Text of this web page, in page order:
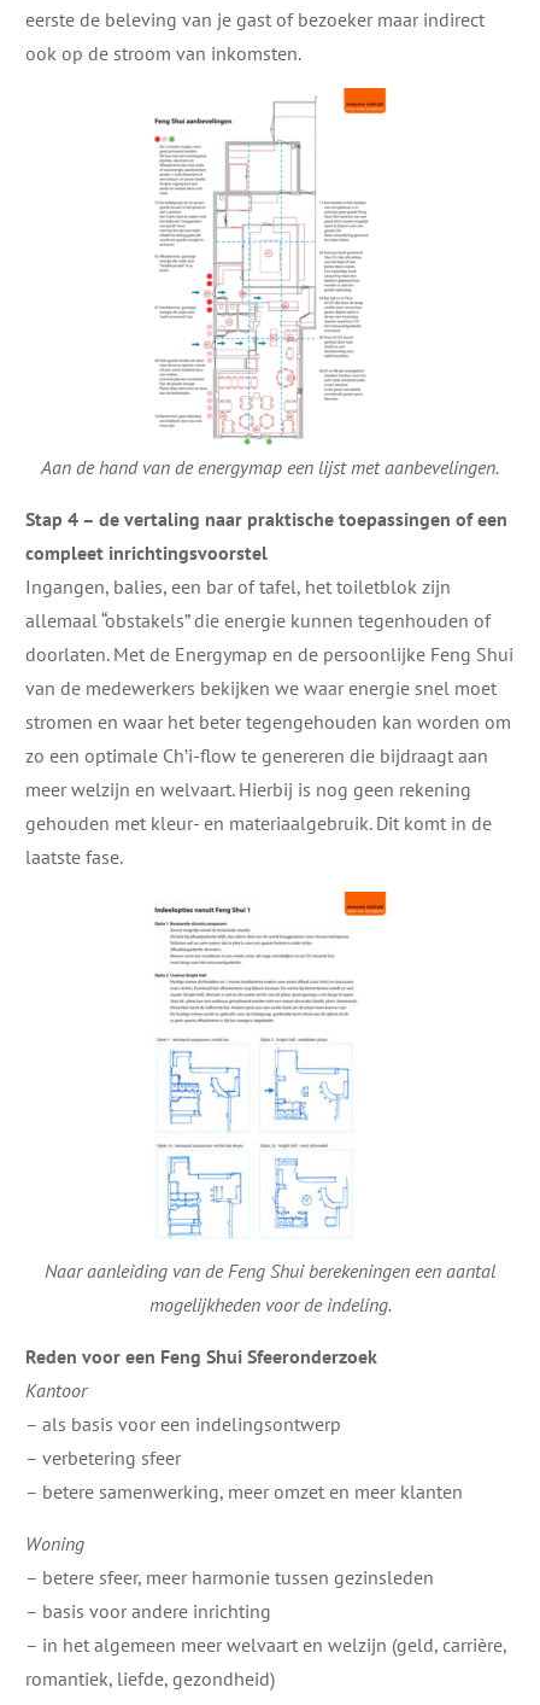
eerste de beleving van je gast of bezoeker maar indirect
ook op de stroom van inkomsten.
Aan de hand van de energymap een lijst met aanbevelingen.
Stap 4 – de vertaling naar praktische toepassingen of een
compleet inrichtingsvoorstel
Ingangen, balies, een bar of tafel, het toiletblok zijn
allemaal “obstakels” die energie kunnen tegenhouden of
doorlaten. Met de Energymap en de persoonlijke Feng Shui
van de medewerkers bekijken we waar energie snel moet
stromen en waar het beter tegengehouden kan worden om
zo een optimale Ch’i-flow te genereren die bijdraagt aan
meer welzijn en welvaart. Hierbij is nog geen rekening
gehouden met kleur- en materiaalgebruik. Dit komt in de
laatste fase.
Naar aanleiding van de Feng Shui berekeningen een aantal
mogelijkheden voor de indeling.
Reden voor een Feng Shui Sfeeronderzoek
Kantoor
– als basis voor een indelingsontwerp
– verbetering sfeer
– betere samenwerking, meer omzet en meer klanten
Woning
– betere sfeer, meer harmonie tussen gezinsleden
– basis voor andere inrichting
– in het algemeen meer welvaart en welzijn (geld, carrière,
romantiek, liefde, gezondheid)